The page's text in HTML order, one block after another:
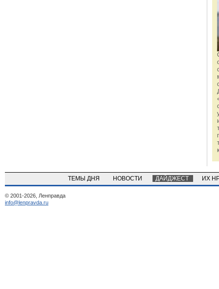
ТЕМЫ ДНЯ НОВОСТИ ДАЙДЖЕСТ ИХ
© 2001-2026, Ленправда
info@lenpravda.ru